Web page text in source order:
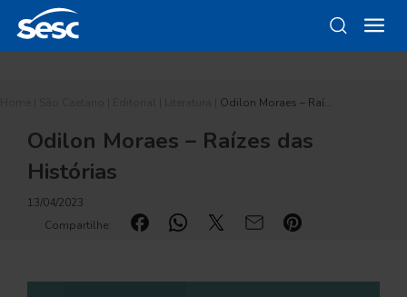
Odilon Moraes – Raí…
Odilon Moraes – Raízes das
Histórias
13/04/2023
Compartilhe: